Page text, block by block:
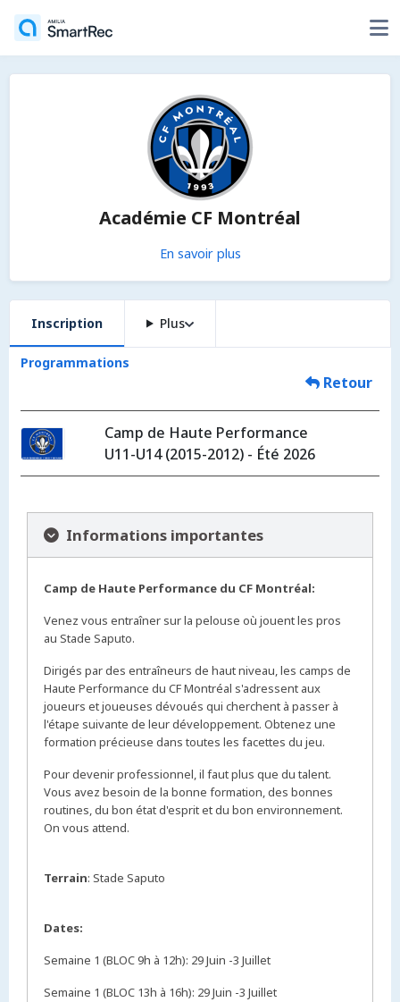
Académie CF Montréal
En savoir plus
Inscription Plus
Programmations
Retour
Camp de Haute Performance
U11-U14 (2015-2012) - Été 2026
Informations importantes
Camp de Haute Performance du CF Montréal:
Venez vous entraîner sur la pelouse où jouent les pros
au Stade Saputo.
Dirigés par des entraîneurs de haut niveau, les camps de
Haute Performance du CF Montréal s'adressent aux
joueurs et joueuses dévoués qui cherchent à passer à
l'étape suivante de leur développement. Obtenez une
formation précieuse dans toutes les facettes du jeu.
Pour devenir professionnel, il faut plus que du talent.
Vous avez besoin de la bonne formation, des bonnes
routines, du bon état d'esprit et du bon environnement.
On vous attend.
Terrain: Stade Saputo
Dates:
Semaine 1 (BLOC 9h à 12h): 29 Juin -3 Juillet
Semaine 1 (BLOC 13h à 16h): 29 Juin -3 Juillet